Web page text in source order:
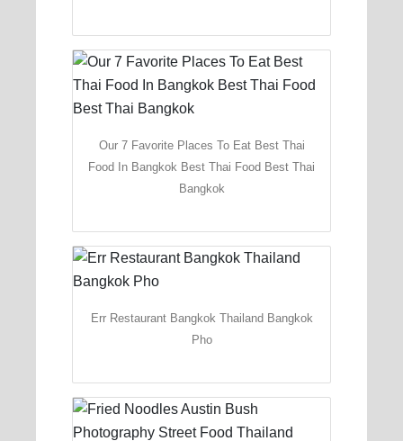
Our 7 Favorite Places To Eat Best Thai
Food In Bangkok Best Thai Food Best Thai
Bangkok
Err Restaurant Bangkok Thailand Bangkok
Pho